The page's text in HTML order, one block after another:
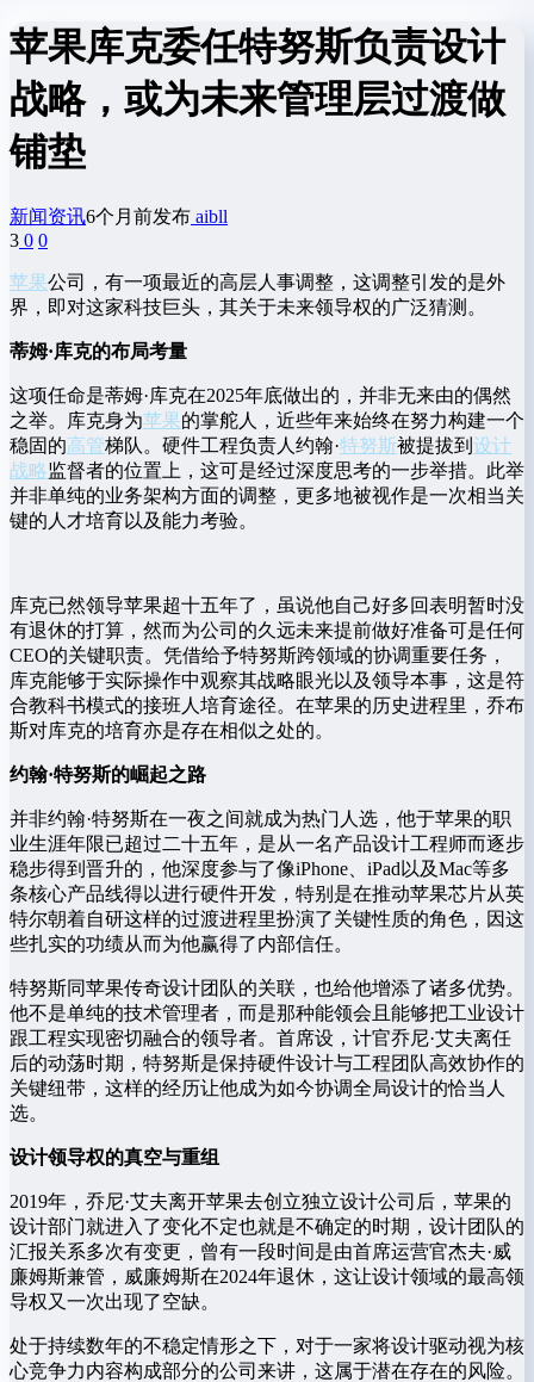
苹果库克委任特努斯负责设计
战略，或为未来管理层过渡做
铺垫
新闻资讯6个月前发布 aibll
3 0 0
苹果公司，有一项最近的高层人事调整，这调整引发的是外
界，即对这家科技巨头，其关于未来领导权的广泛猜测。
蒂姆·库克的布局考量
这项任命是蒂姆·库克在2025年底做出的，并非无来由的偶然
之举。库克身为苹果的掌舵人，近些年来始终在努力构建一个
稳固的高管梯队。硬件工程负责人约翰·特努斯被提拔到 设计
战略监督者的位置上，这可是经过深度思考的一步举措。此举
并非单纯的业务架构方面的调整，更多地被视作是一次相当关
键的人才培育以及能力考验。
库克已然领导苹果超十五年了，虽说他自己好多回表明暂时没
有退休的打算，然而为公司的久远未来提前做好准备可是任何
CEO的关键职责。凭借给予特努斯跨领域的协调重要任务，
库克能够于实际操作中观察其战略眼光以及领导本事，这是符
合教科书模式的接班人培育途径。在苹果的历史进程里，乔布
斯对库克的培育亦是存在相似之处的。
约翰·特努斯的崛起之路
并非约翰·特努斯在一夜之间就成为热门人选，他于苹果的职
业生涯年限已超过二十五年，是从一名产品设计工程师而逐步
稳步得到晋升的，他深度参与了像iPhone、iPad以及Mac等多
条核心产品线得以进行硬件开发，特别是在推动苹果芯片从英
特尔朝着自研这样的过渡进程里扮演了关键性质的角色，因这
些扎实的功绩从而为他赢得了内部信任。
特努斯同苹果传奇设计团队的关联，也给他增添了诸多优势。
他不是单纯的技术管理者，而是那种能领会且能够把工业设计
跟工程实现密切融合的领导者。首席设，计官乔尼·艾夫离任
后的动荡时期，特努斯是保持硬件设计与工程团队高效协作的
关键纽带，这样的经历让他成为如今协调全局设计的恰当人
选。
设计领导权的真空与重组
2019年，乔尼·艾夫离开苹果去创立独立设计公司后，苹果的
设计部门就进入了变化不定也就是不确定的时期，设计团队的
汇报关系多次有变更，曾有一段时间是由首席运营官杰夫·威
廉姆斯兼管，威廉姆斯在2024年退休，这让设计领域的最高领
导权又一次出现了空缺。
处于持续数年的不稳定情形之下，对于一家将设计驱动视为核
心竞争力内容构成部分的公司来讲，这属于潜在存在的风险。